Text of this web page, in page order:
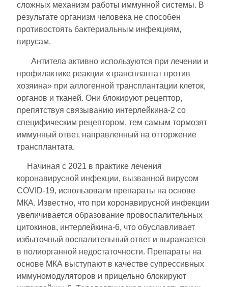
сложных механизм работы иммунной системы. В
результате организм человека не способен
противостоять бактериальным инфекциям,
вирусам.
Антитела активно используются при лечении и
профилактике реакции «трансплантат против
хозяина» при аллогенной трансплантации клеток,
органов и тканей. Они блокируют рецептор,
препятствуя связыванию интерлейкина-2 со
специфическим рецептором, тем самым тормозят
иммунный ответ, направленный на отторжение
трансплантата.
Начиная с 2021 в практике лечения
коронавирусной инфекции, вызванной вирусом
COVID-19, использовали препараты на основе
МКА. Известно, что при коронавирусной инфекции
увеличивается образование провоспалительных
цитокинов, интерлейкина-6, что обуславливает
избыточный воспалительный ответ и выражается
в полиорганной недостаточности. Препараты на
основе МКА выступают в качестве супрессивных
иммуномодуляторов и прицельно блокируют